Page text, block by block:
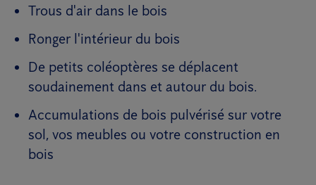
Trous d'air dans le bois
Ronger l'intérieur du bois
De petits coléoptères se déplacent
soudainement dans et autour du bois.
Accumulations de bois pulvérisé sur votre
sol, vos meubles ou votre construction en
bois